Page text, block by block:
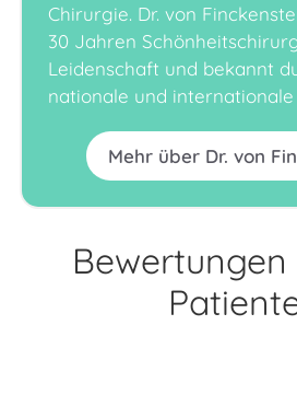
Chirurgie. Dr. von
30 Jahren
Leidenschaft und bekannt
nationale und
Mehr über Dr. von